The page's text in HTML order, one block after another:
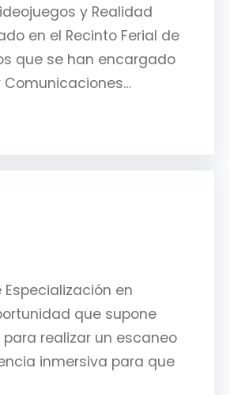
y Realidad
en el Recinto Ferial de
que se han encargado
en
que supone
realizar un escaneo
inmersiva para que